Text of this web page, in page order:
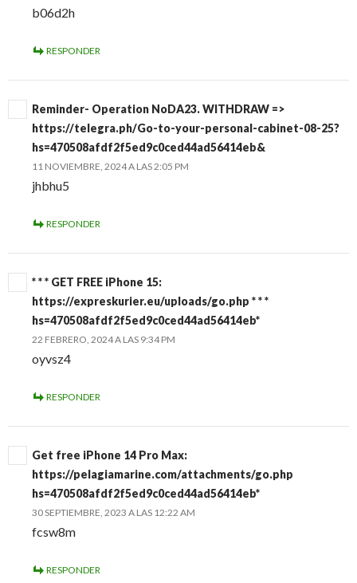
b06d2h
RESPONDER
Reminder- Operation NoDA23. WITHDRAW =>
https://telegra.ph/Go-to-your-personal-cabinet-08-25?
hs=470508afdf2f5ed9c0ced44ad56414eb&
11 NOVIEMBRE, 2024 A LAS 2:05 PM
jhbhu5
RESPONDER
* * * GET FREE iPhone 15:
https://expreskurier.eu/uploads/go.php * * *
hs=470508afdf2f5ed9c0ced44ad56414eb*
22 FEBRERO, 2024 A LAS 9:34 PM
oyvsz4
RESPONDER
Get free iPhone 14 Pro Max:
https://pelagiamarine.com/attachments/go.php
hs=470508afdf2f5ed9c0ced44ad56414eb*
30 SEPTIEMBRE, 2023 A LAS 12:22 AM
fcsw8m
RESPONDER